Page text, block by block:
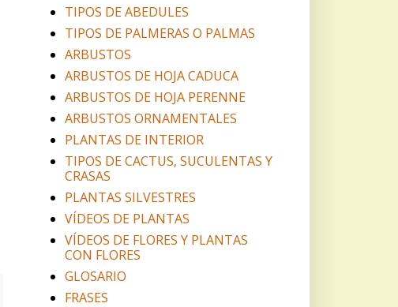
TIPOS DE ABEDULES
TIPOS DE PALMERAS O PALMAS
ARBUSTOS
ARBUSTOS DE HOJA CADUCA
ARBUSTOS DE HOJA PERENNE
ARBUSTOS ORNAMENTALES
PLANTAS DE INTERIOR
TIPOS DE CACTUS, SUCULENTAS Y
CRASAS
PLANTAS SILVESTRES
VÍDEOS DE PLANTAS
VÍDEOS DE FLORES Y PLANTAS
CON FLORES
GLOSARIO
FRASES